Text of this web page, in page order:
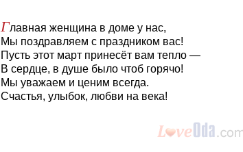
Главная женщина в доме у нас,
Мы поздравляем с праздником вас!
Пусть этот март принесёт вам тепло —
В сердце, в душе было чтоб горячо!
Мы уважаем и ценим всегда.
Счастья, улыбок, любви на века!